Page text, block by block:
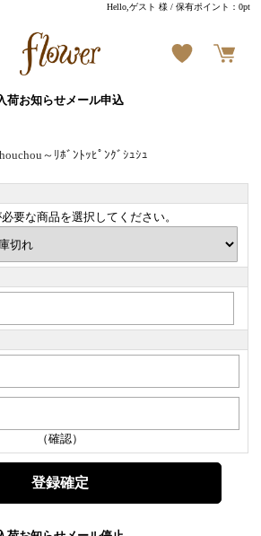
Hello,ゲスト 様 / 保有ポイント：0pt
荷お知らせメール申込
～ﾘﾎﾞﾝﾄｯﾋﾟﾝｸﾞｼｭｼｭ
要な商品を選択してください。
（確認）